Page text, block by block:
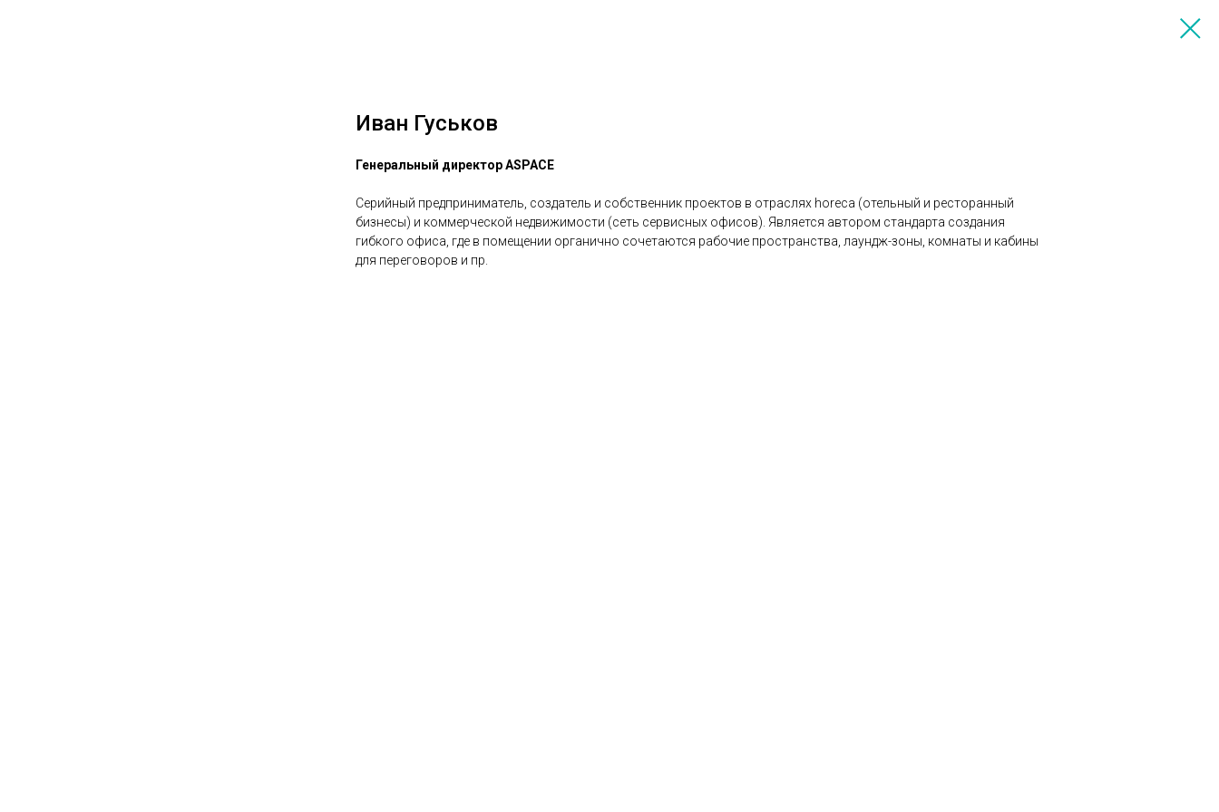
Иван Гуськов
Генеральный директор ASPACE
Серийный предприниматель, создатель и собственник проектов в отраслях horeca (отельный и ресторанный
бизнесы) и коммерческой недвижимости (сеть сервисных офисов). Является автором стандарта создания
гибкого офиса, где в помещении органично сочетаются рабочие пространства, лаундж-зоны, комнаты и кабины
для переговоров и пр.